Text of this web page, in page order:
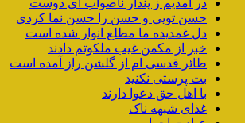
حسن تویی و حسن را حسن نما کردی
دل غمدیده ما مطلع انوار شده است
خبر از مکمن غیب ملکوتم دادند
طائر قدسی ام از گلشن راز آمده است
بت پرستی نکنید
با اهل حق دعوا دارند
غذای شبهه ناک